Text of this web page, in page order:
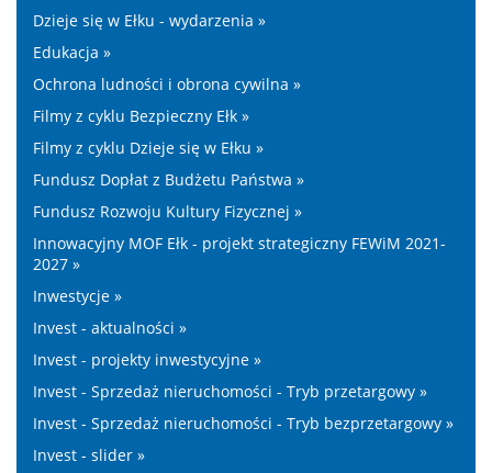
Dzieje się w Ełku - wydarzenia »
Edukacja »
Ochrona ludności i obrona cywilna »
Filmy z cyklu Bezpieczny Ełk »
Filmy z cyklu Dzieje się w Ełku »
Fundusz Dopłat z Budżetu Państwa »
Fundusz Rozwoju Kultury Fizycznej »
Innowacyjny MOF Ełk - projekt strategiczny FEWiM 2021-
2027 »
Inwestycje »
Invest - aktualności »
Invest - projekty inwestycyjne »
Invest - Sprzedaż nieruchomości - Tryb przetargowy »
Invest - Sprzedaż nieruchomości - Tryb bezprzetargowy »
Invest - slider »